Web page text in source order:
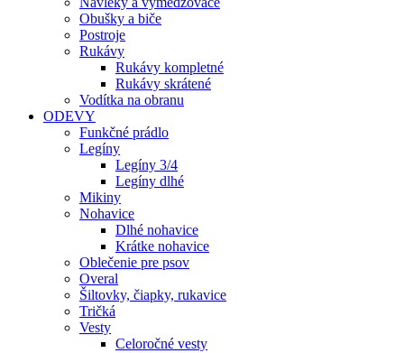
Obušky a biče
Postroje
Rukávy
Rukávy kompletné
Rukávy skrátené
Vodítka na obranu
ODEVY
Funkčné prádlo
Legíny
Legíny 3/4
Legíny dlhé
Mikiny
Nohavice
Dlhé nohavice
Krátke nohavice
Oblečenie pre psov
Overal
Šiltovky, čiapky, rukavice
Tričká
Vesty
Celoročné vesty